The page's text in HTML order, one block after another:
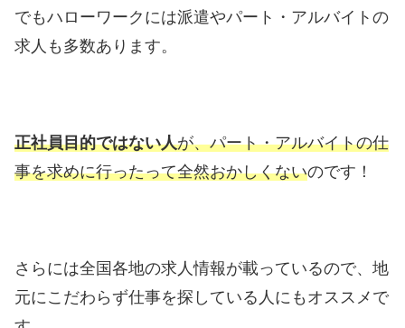
でもハローワークには派遣やパート・アルバイトの
求人も多数あります。
正社員目的ではない人が、パート・アルバイトの仕
事を求めに行ったって全然おかしくないのです！
さらには全国各地の求人情報が載っているので、地
元にこだわらず仕事を探している人にもオススメで